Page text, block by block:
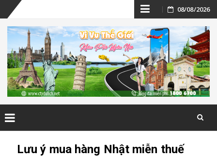
Skip
to
content
08/08/2026
Lưu ý mua hàng Nhật miễn thuế